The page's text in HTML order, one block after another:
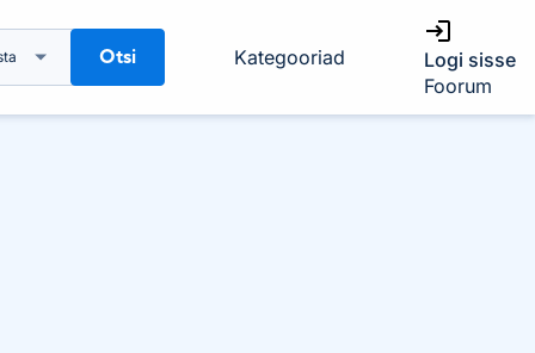
Otsi Kategooriad
Logi sisse
Foorum